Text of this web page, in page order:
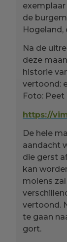
de
Hogeland,
Na de
deze
historie
vertoond:
Foto: Peet
https://
De hele
aandacht
die gerst
kan
molens
vertoond.
te gaan
gort.